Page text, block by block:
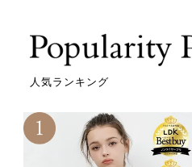
人気ランキング